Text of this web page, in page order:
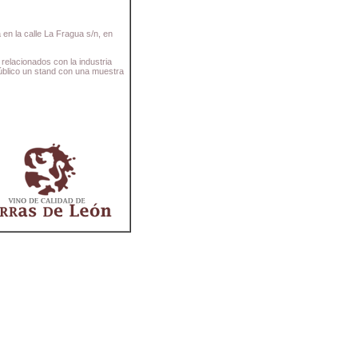
la calle La Fragua s/n, en
con la industria
un stand con una muestra